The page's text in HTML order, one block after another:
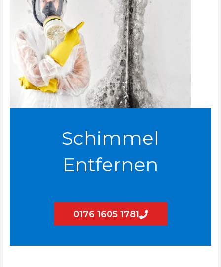
Schimmel
Entfernen
0176 1605 1781